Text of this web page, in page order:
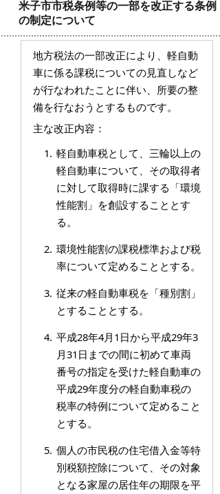
米子市市税条例等の一部を改正する条例
の制定について
地方税法の一部改正により、軽自動
車に係る課税についての見直しなど
が行なわれたことに伴い、所要の整
備を行なおうとするものです。
主な改正内容：
軽自動車税として、三輪以上の
軽自動車について、その取得者
に対して取得時に課する「環境
性能割」を創設することとす
る。
環境性能割の課税標準および税
率について定めることとする。
従来の軽自動車税を「種別割」
とすることとする。
平成28年4月1日から平成29年3
月31日までの間に初めて車両
番号の指定を受けた軽自動車の
平成29年度分の軽自動車税の
税率の特例について定めること
とする。
個人の市民税の住宅借入金等特
別税額控除について、その対象
となる家屋の居住年の期限を平